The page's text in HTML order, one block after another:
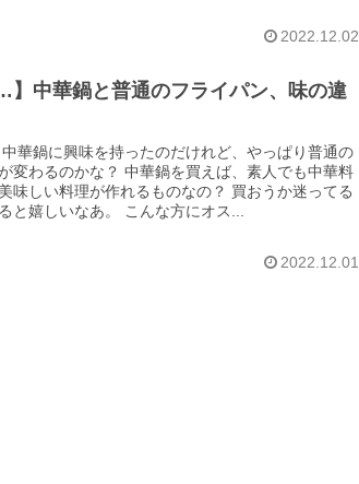
2022.12.02
】中華鍋と普通のフライパン、味の違
華鍋に興味を持ったのだけれど、やっぱり普通の
変わるのかな？ 中華鍋を買えば、素人でも中華料
味しい料理が作れるものなの？ 買おうか迷ってる
と嬉しいなあ。 こんな方にオス...
2022.12.01